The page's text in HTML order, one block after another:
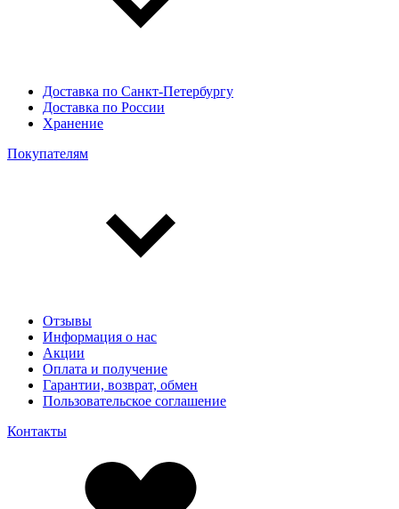
Доставка по Санкт-Петербургу
Доставка по России
Хранение
Покупателям
Отзывы
Информация о нас
Акции
Оплата и получение
Гарантии, возврат, обмен
Пользовательское соглашение
Контакты